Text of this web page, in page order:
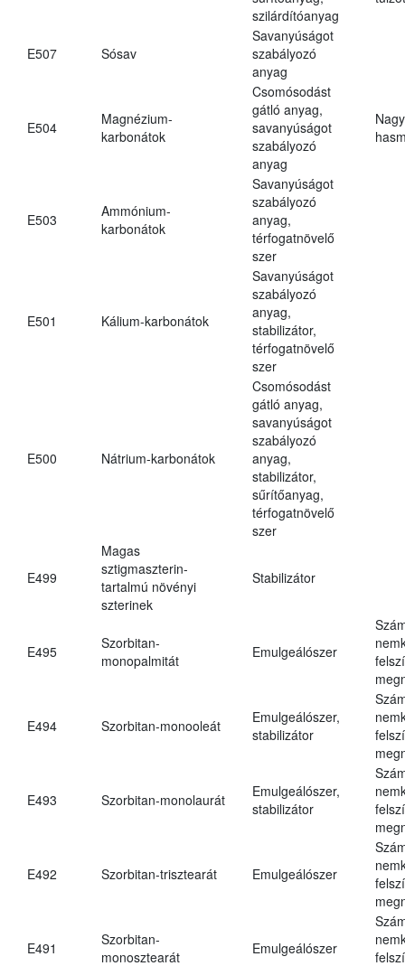
szilárdítóanyag
E507 Sósav
Savanyúságot
szabályozó
anyag
E504
Magnézium-
karbonátok
Csomósodást
gátló anyag,
savanyúságot
szabályozó
anyag
E503
Ammónium-
karbonátok
Savanyúságot
szabályozó
anyag,
térfogatnövelő
szer
E501 Kálium-karbonátok
Savanyúságot
szabályozó
anyag,
stabilizátor,
térfogatnövelő
szer
E500 Nátrium-karbonátok
Csomósodást
gátló anyag,
savanyúságot
szabályozó
anyag,
stabilizátor,
sűrítőanyag,
térfogatnövelő
szer
E499
Magas
sztigmaszterin-
tartalmú növényi
szterinek
Stabilizátor
E495
Szorbitan-
monopalmitát
Emulgeálószer
E494 Szorbitan-monooleát
Emulgeálószer,
stabilizátor
E493 Szorbitan-monolaurát
Emulgeálószer,
stabilizátor
E492 Szorbitan-trisztearát Emulgeálószer
E491
Szorbitan-
monosztearát
Emulgeálószer